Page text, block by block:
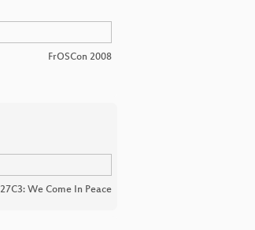
FrOSCon 2008
27C3: We Come In Peace